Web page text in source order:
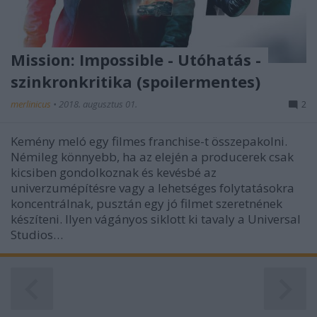
Mission: Impossible - Utóhatás -
szinkronkritika (spoilermentes)
merlinicus • 2018. augusztus 01. 2
Kemény meló egy filmes franchise-t összepakolni.
Némileg könnyebb, ha az elején a producerek csak
kicsiben gondolkoznak és kevésbé az
univerzumépítésre vagy a lehetséges folytatásokra
koncentrálnak, pusztán egy jó filmet szeretnének
készíteni. Ilyen vágányos siklott ki tavaly a Universal
Studios…